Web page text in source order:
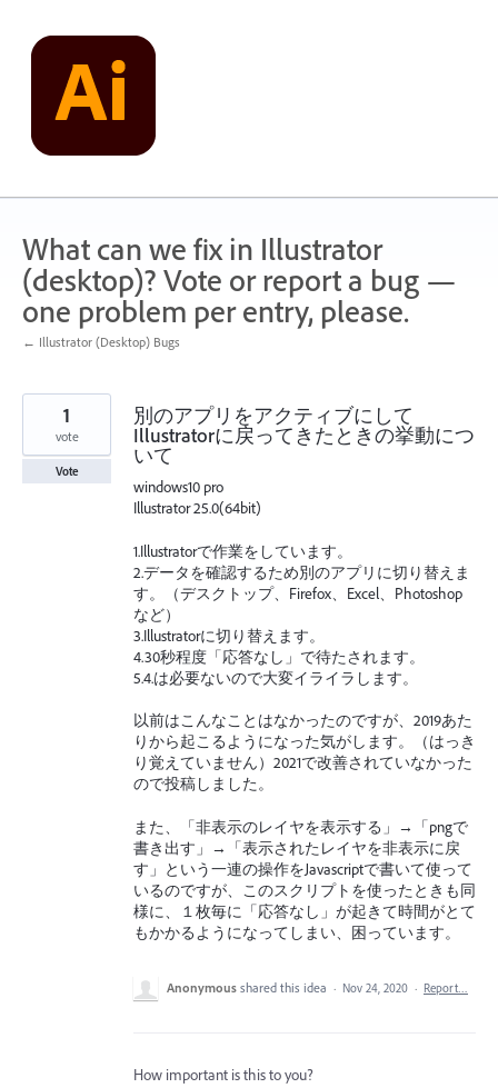
content
What can we fix in Illustrator
(desktop)? Vote or report a bug —
one problem per entry, please.
← Illustrator (Desktop) Bugs
別のアプリをアクティブにして
Illustratorに戻ってきたときの挙動につ
いて
windows10 pro
Illustrator 25.0(64bit)
1.Illustratorで作業をしています。
2.データを確認するため別のアプリに切り替えま
す。（デスクトップ、Firefox、Excel、Photoshop
など）
3.Illustratorに切り替えます。
4.30秒程度「応答なし」で待たされます。
5.4.は必要ないので大変イライラします。
以前はこんなことはなかったのですが、2019あた
りから起こるようになった気がします。（はっき
り覚えていません）2021で改善されていなかった
ので投稿しました。
また、「非表示のレイヤを表示する」→「pngで
書き出す」→「表示されたレイヤを非表示に戻
す」という一連の操作をJavascriptで書いて使って
いるのですが、このスクリプトを使ったときも同
様に、１枚毎に「応答なし」が起きて時間がとて
もかかるようになってしまい、困っています。
1
vote
Vote
Anonymous shared this idea · Nov 24, 2020 · Report…
How important is this to you?